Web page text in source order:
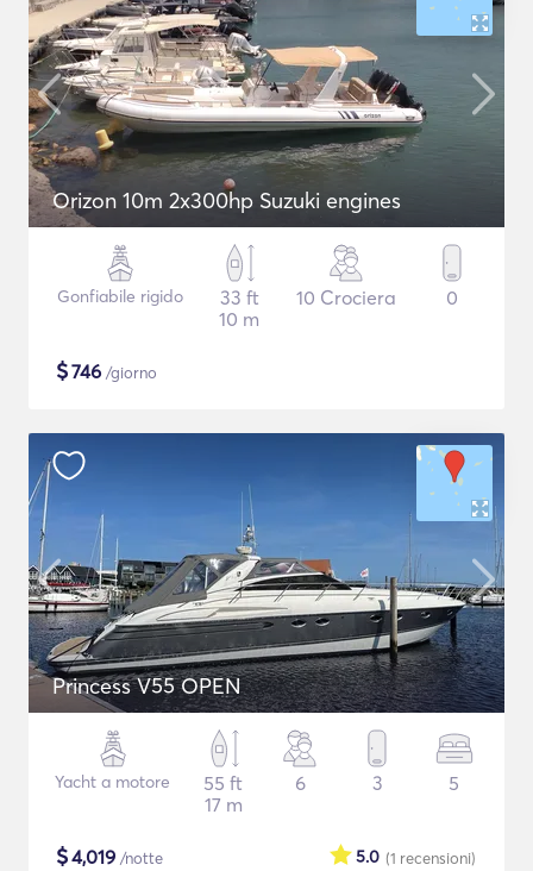
Orizon 10m 2x300hp Suzuki engines
Gonfiabile rigido
33 ft
10 m
10 Crociera 0
$746 /giorno
Princess V55 OPEN
Yacht a motore
55 ft
17 m
6 3 5
$4,019 /notte (1 recensioni)
5.0